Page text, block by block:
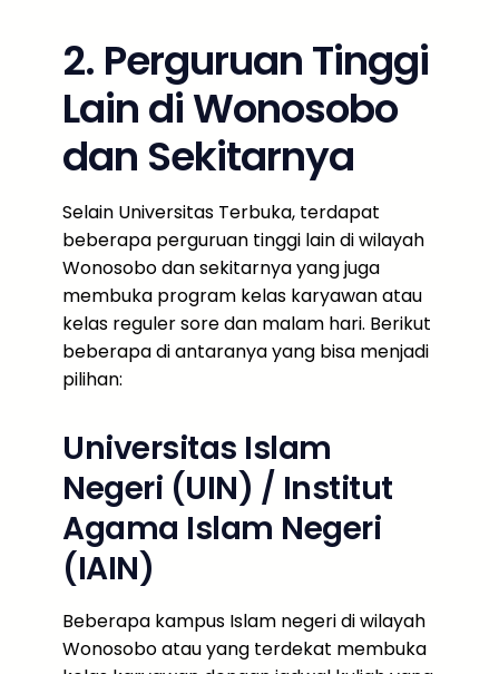
2. Perguruan Tinggi
Lain di Wonosobo
dan Sekitarnya
Selain Universitas Terbuka, terdapat
beberapa perguruan tinggi lain di wilayah
Wonosobo dan sekitarnya yang juga
membuka program kelas karyawan atau
kelas reguler sore dan malam hari. Berikut
beberapa di antaranya yang bisa menjadi
pilihan:
Universitas Islam
Negeri (UIN) / Institut
Agama Islam Negeri
(IAIN)
Beberapa kampus Islam negeri di wilayah
Wonosobo atau yang terdekat membuka